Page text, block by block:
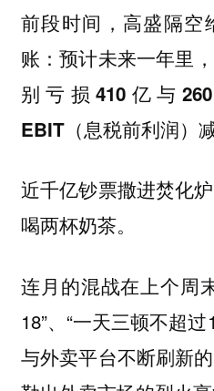
前段时间，高盛隔空
账：预计未来一年里
别亏损410亿与
EBIT（息税前利润）
近千亿钞票撒进焚化
喝两杯奶茶。
连月的混战在上个周
18”、“一天三顿不超
与外卖平台不断刷新